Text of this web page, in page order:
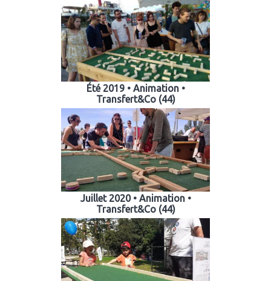
Été 2019 • Animation •
Transfert&Co (44)
Juillet 2020 • Animation •
Transfert&Co (44)